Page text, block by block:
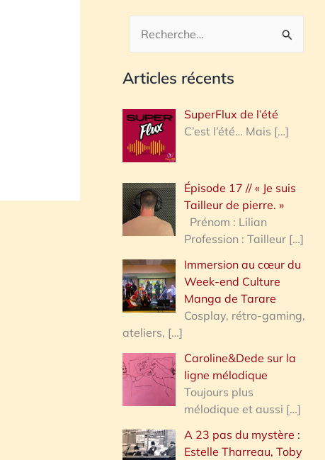
c
h
r
h
e
:
Articles récents
SuperFlux de l’été
C’est l’été… Mais […]
Épisode 17 // « Je suis
Tailleur de pierre. »
Prénom : Lilian
Profession : Tailleur […]
Immersion au cœur du
Week-end Culture
Manga de Tarare
Cosplay, rétro-gaming,
ateliers, […]
Caroline&Dede sur la
ligne mélodique
Toujours plus
mélodique et aussi […]
A 23 pas du mystère :
Estelle Tharreau, Toby